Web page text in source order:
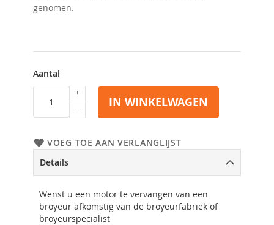
genomen.
Aantal
IN WINKELWAGEN
VOEG TOE AAN VERLANGLIJST
Details
Wenst u een motor te vervangen van een
broyeur afkomstig van de broyeurfabriek of
broyeurspecialist